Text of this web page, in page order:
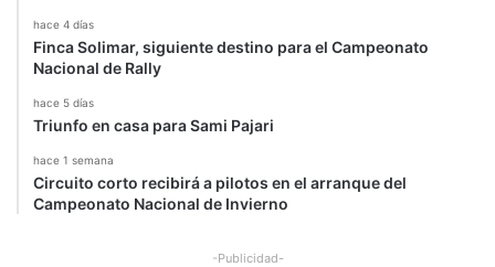
hace 4 días
Finca Solimar, siguiente destino para el Campeonato
Nacional de Rally
hace 5 días
Triunfo en casa para Sami Pajari
hace 1 semana
Circuito corto recibirá a pilotos en el arranque del
Campeonato Nacional de Invierno
-Publicidad-